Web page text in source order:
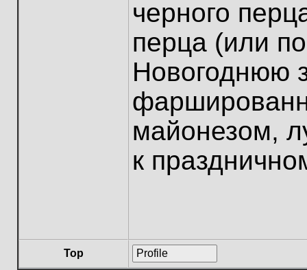
черного
перца (или
Новогоднюю
майонезом,
к
Top Profile